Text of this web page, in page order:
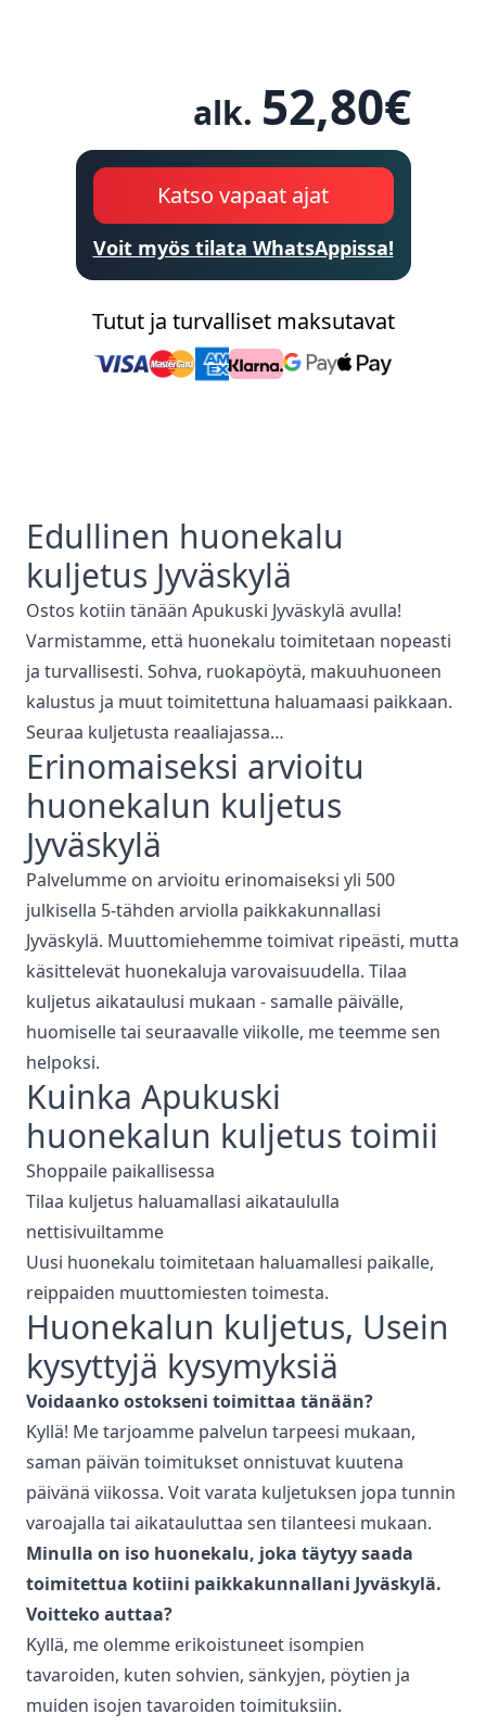
alk. 52,80€
Katso vapaat ajat
Voit myös tilata WhatsAppissa!
Tutut ja turvalliset maksutavat
Edullinen huonekalu
kuljetus Jyväskylä
Ostos kotiin tänään Apukuski Jyväskylä avulla!
Varmistamme, että huonekalu toimitetaan nopeasti
ja turvallisesti. Sohva, ruokapöytä, makuuhuoneen
kalustus ja muut toimitettuna haluamaasi paikkaan.
Seuraa kuljetusta reaaliajassa…
Erinomaiseksi arvioitu
huonekalun kuljetus
Jyväskylä
Palvelumme on arvioitu erinomaiseksi yli 500
julkisella 5-tähden arviolla paikkakunnallasi
Jyväskylä. Muuttomiehemme toimivat ripeästi, mutta
käsittelevät huonekaluja varovaisuudella. Tilaa
kuljetus aikataulusi mukaan - samalle päivälle,
huomiselle tai seuraavalle viikolle, me teemme sen
helpoksi.
Kuinka Apukuski
huonekalun kuljetus toimii
Shoppaile paikallisessa
Tilaa kuljetus haluamallasi aikataululla
nettisivuiltamme
Uusi huonekalu toimitetaan haluamallesi paikalle,
reippaiden muuttomiesten toimesta.
Huonekalun kuljetus, Usein
kysyttyjä kysymyksiä
Voidaanko ostokseni toimittaa tänään?
Kyllä! Me tarjoamme palvelun tarpeesi mukaan,
saman päivän toimitukset onnistuvat kuutena
päivänä viikossa. Voit varata kuljetuksen jopa tunnin
varoajalla tai aikatauluttaa sen tilanteesi mukaan.
Minulla on iso huonekalu, joka täytyy saada
toimitettua kotiini paikkakunnallani Jyväskylä.
Voitteko auttaa?
Kyllä, me olemme erikoistuneet isompien
tavaroiden, kuten sohvien, sänkyjen, pöytien ja
muiden isojen tavaroiden toimituksiin.